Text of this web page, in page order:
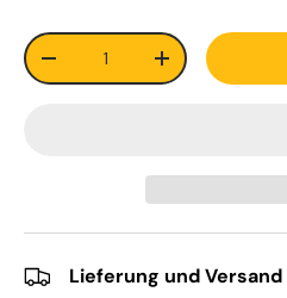
Anzahl
-
+
Lieferung und Versand